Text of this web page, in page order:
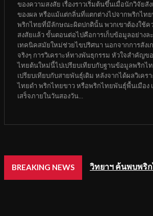
ของความสงสัย เรื่องราวเริ่มต้นขึ้นเมื่อนักวิจัย
ของผล หรือแม้แต่กลิ่นที่แตกต่างไปจากพริกไท
พริกไทยที่มีลักษณะผิดปกตินั้น พวกเขาต้องใช้คว
สงสัยแล้ว ขั้นตอนต่อไปคือการเก็บข้อมูลอย่าง
เทคนิคสมัยใหม่ช่วยไขปริศนา นอกจากการสัง
จริงๆ การวิเคราะห์ทางพันธุกรรม หัวใจสำคัญ
ไทยต้นใหม่นี้ไปเปรียบเทียบกับฐานข้อมูลพริก
เปรียบเทียบกับสายพันธุ์เดิม หลังจากได้ผลวิเค
ไทยดำ พริกไทยขาว หรือพริกไทยพันธุ์พื้นเมือง
เสร็จภายในวันสองวัน...
BREAKING NEWS วิทยาฯ ค้นพบพริ